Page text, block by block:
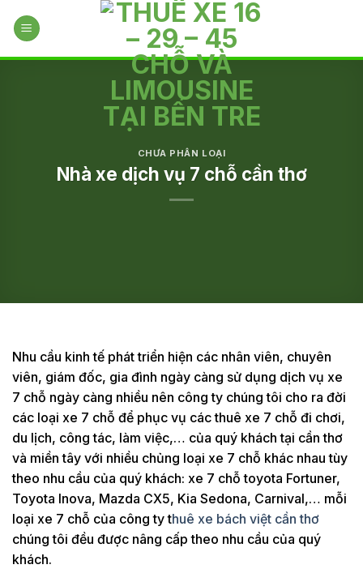
CHƯA PHÂN LOẠI
Nhà xe dịch vụ 7 chỗ cần thơ
Nhu cầu kinh tế phát triển hiện các nhân viên, chuyên
viên, giám đốc, gia đình ngày càng sử dụng dịch vụ xe
7 chỗ ngày càng nhiều nên công ty chúng tôi cho ra đời
các loại xe 7 chỗ để phục vụ các thuê xe 7 chỗ đi chơi,
du lịch, công tác, làm việc,… của quý khách tại cần thơ
và miền tây với nhiều chủng loại xe 7 chỗ khác nhau tùy
theo nhu cầu của quý khách: xe 7 chỗ toyota Fortuner,
Toyota Inova, Mazda CX5, Kia Sedona, Carnival,… mỗi
loại xe 7 chỗ của công ty thuê xe bách việt cần thơ
chúng tôi đều được nâng cấp theo nhu cầu của quý
khách.